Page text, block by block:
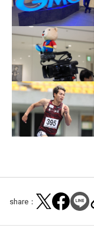
share：